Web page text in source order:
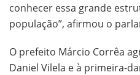
conhecer essa grande
população”, afirmou o
O prefeito Márcio Corrêa
Daniel Vilela e à primeira-